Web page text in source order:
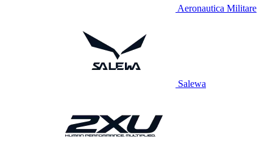
Aeronautica Militare
Salewa